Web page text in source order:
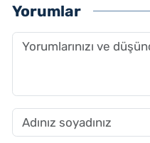
Yorumlar